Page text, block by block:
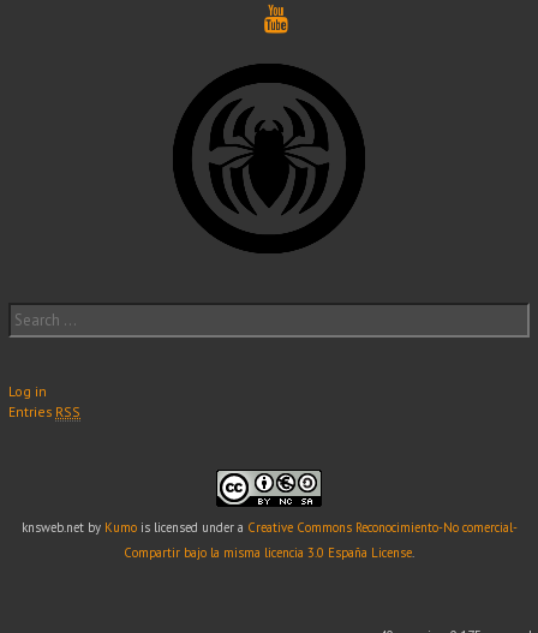
Search
for:
Log in
Entries RSS
knsweb.netby Kumois licensed under a Creative Commons Reconocimiento-No comercial-
Compartir bajo la misma licencia 3.0 España License.